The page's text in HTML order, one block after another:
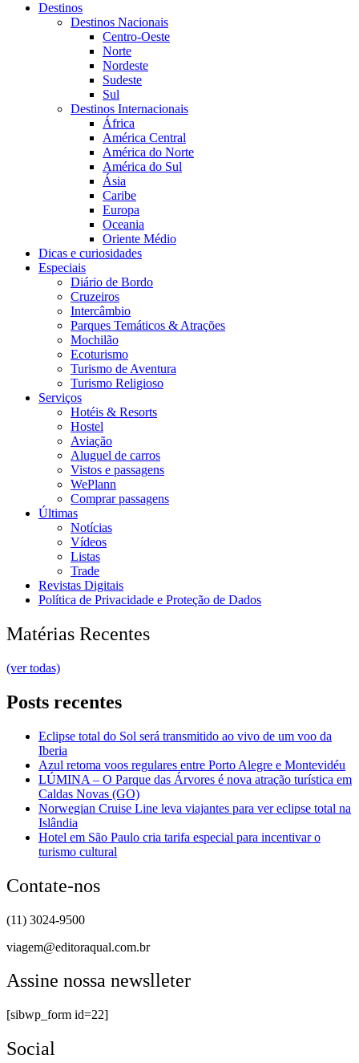
Destinos
Destinos Nacionais
Centro-Oeste
Norte
Nordeste
Sudeste
Sul
Destinos Internacionais
África
América Central
América do Norte
América do Sul
Ásia
Caribe
Europa
Oceania
Oriente Médio
Dicas e curiosidades
Especiais
Diário de Bordo
Cruzeiros
Intercâmbio
Parques Temáticos & Atrações
Mochilão
Ecoturismo
Turismo de Aventura
Turismo Religioso
Serviços
Hotéis & Resorts
Hostel
Aviação
Aluguel de carros
Vistos e passagens
WePlann
Comprar passagens
Últimas
Notícias
Vídeos
Listas
Trade
Revistas Digitais
Política de Privacidade e Proteção de Dados
Matérias Recentes
(ver todas)
Posts recentes
Eclipse total do Sol será transmitido ao vivo de um voo da
Iberia
Azul retoma voos regulares entre Porto Alegre e Montevidéu
LÚMINA – O Parque das Árvores é nova atração turística em
Caldas Novas (GO)
Norwegian Cruise Line leva viajantes para ver eclipse total na
Islândia
Hotel em São Paulo cria tarifa especial para incentivar o
turismo cultural
Contate-nos
(11) 3024-9500
viagem@editoraqual.com.br
Assine nossa newslleter
[sibwp_form id=22]
Social